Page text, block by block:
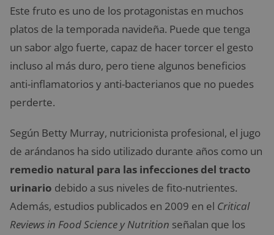
Este fruto es uno de los protagonistas en muchos
platos de la temporada navideña. Puede que tenga
un sabor algo fuerte, capaz de hacer torcer el gesto
incluso al más duro, pero tiene algunos beneficios
anti-inflamatorios y anti-bacterianos que no puedes
perderte.
Según Betty Murray, nutricionista profesional, el jugo
de arándanos ha sido utilizado durante años como un
remedio natural para las infecciones del tracto
urinario debido a sus niveles de fito-nutrientes.
Además, estudios publicados en 2009 en el Critical
Reviews in Food Science y Nutrition señalan que los